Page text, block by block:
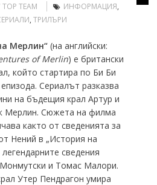
TOP TEAM ИНФОРМАЦИЯ,
, ТРИЛЪРИ
Мерлин“(на английски:
of Merlin) е британски
който стартира по Би Би
Сериалът разказва
на бъдещия крал Артур и
Мерлин. Сюжета на филма
както от сведенията за
Нений в „История на
сведения
и Томас Малори.
Утер Пендрагон умира